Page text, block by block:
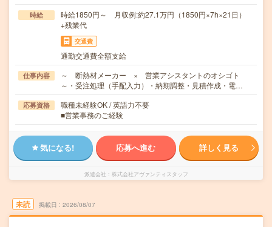
時給
時給1850円～ 月収例:約27.1万円（1850円×7h×21日）
+残業代
交通費
通勤交通費全額支給
仕事内容
～ 断熱材メーカー × 営業アシスタントのオシゴト
～・受注処理（手配入力）・納期調整・見積作成・電…
応募資格
職種未経験OK / 英語力不要
■営業事務のご経験
気になる! 応募へ進む 詳しく見る
派遣会社 株式会社アヴァンティスタッフ
未読 掲載日 2026/08/07